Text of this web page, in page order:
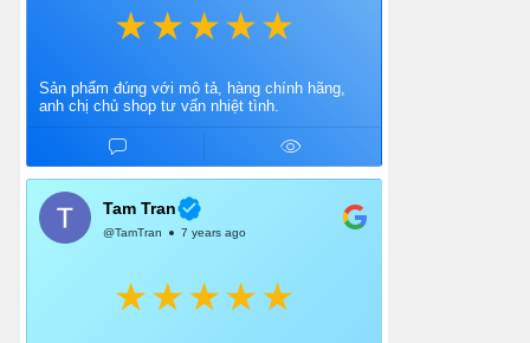
Sản phẩm đúng với mô tả, hàng chính hãng,
anh chị chủ shop tư vấn nhiệt tình.
Tam Tran
@TamTran 7 years ago